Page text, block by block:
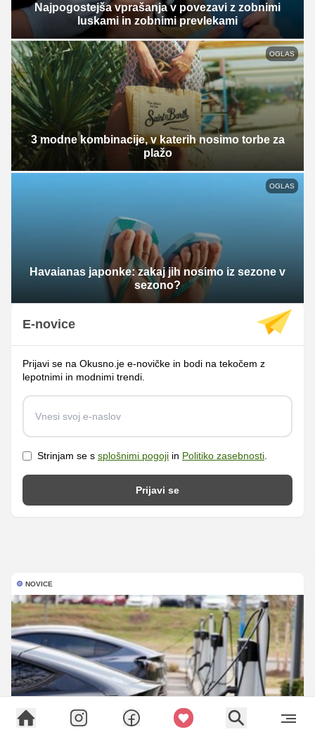
Najpogostejša vprašanja v povezavi z zobnimi
luskami in zobnimi prevlekami
OGLAS
3 modne kombinacije, v katerih nosimo torbe za
plažo
OGLAS
Havaianas japonke: zakaj jih nosimo iz sezone v
sezono?
E-novice
Prijavi se na Okusno.je e-novičke in bodi na tekočem z
lepotnimi in modnimi trendi.
Strinjam se s splošnimi pogoji in Politiko zasebnosti
Prijavi se
NOVICE
Ukinitev subvencij za električna vozila? 'To bi bilo